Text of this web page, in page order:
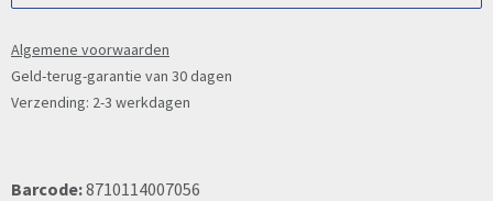
Algemene voorwaarden
Geld-terug-garantie van 30 dagen
Verzending: 2-3 werkdagen
Barcode:8710114007056